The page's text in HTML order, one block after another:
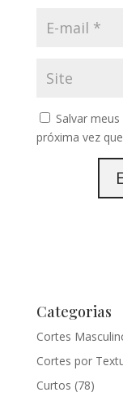
Salvar
próxima vez
Categorias
Cortes
Cortes por
Curtos (78)